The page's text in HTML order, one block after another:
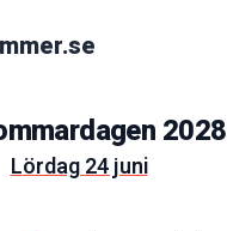
2028
lördag 24 juni